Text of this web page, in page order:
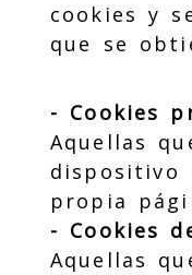
cookies y
que se
- Cookies
Aquellas
dispositivo
propia
- Cookies
Aquellas